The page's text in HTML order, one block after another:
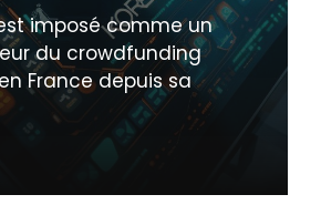
imposé comme un
du crowdfunding
France depuis sa